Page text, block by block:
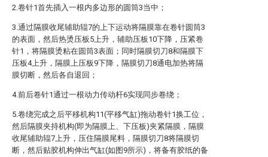
2.卷针1首先插入一根内多边形的圆筒3当中；
3.通过隔膜收尾辅助辊7的上下运动将隔膜靠在卷针圆筒3
的表面，然后热烫压板5上升，辅助压板10下降，压紧卷
针1，将隔膜烫粘在圆筒3表面；同时隔膜切刀8和隔膜下
压板4上升，隔膜上压板9下降，隔膜切刀8通电加热将隔
膜切断，然后各自退回；
4.前后卷针1通过一根动力传动杆6实现同步卷绕；
5.卷绕完成之后平移机构11(平移气缸)拖动卷针1换工位，
然后隔膜夹持机构(即为隔膜上、下压板)夹紧隔膜，隔膜
收尾辅助辊7上升，压住隔膜尾料，隔膜切刀8将隔膜切
断，然后贴胶机构伸出气缸(如图9所示)，将备有胶纸的备